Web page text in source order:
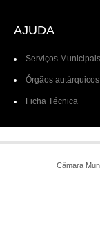
AJUDA
Serviços
Órgãos
Ficha Técnica
Câmara